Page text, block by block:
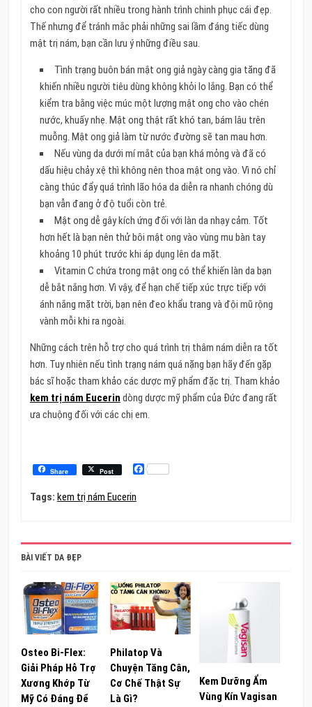
cho con người rất nhiều trong hành trình chinh phục cái đẹp.
Thế nhưng để tránh mắc phải những sai lầm đáng tiếc dùng
mật trị nám, bạn cần lưu ý những điều sau.
Tình trạng buôn bán mật ong giả ngày càng gia tăng đã
khiến nhiều người tiêu dùng không khỏi lo lắng. Bạn có thể
kiểm tra bằng việc múc một lượng mật ong cho vào chén
nước, khuấy nhẹ. Mật ong thật rất khó tan, bám lâu trên
muỗng. Mật ong giả làm từ nước đường sẽ tan mau hơn.
Nếu vùng da dưới mí mắt của bạn khá mỏng và đã có
dấu hiệu chảy xệ thì không nên thoa mật ong vào. Vì nó chỉ
càng thúc đẩy quá trình lão hóa da diễn ra nhanh chóng dù
bạn vẫn đang ở độ tuổi còn trẻ.
Mật ong dễ gây kích ứng đối với làn da nhạy cảm. Tốt
hơn hết là bạn nên thử bôi mật ong vào vùng mu bàn tay
khoảng 10 phút trước khi áp dụng lên da mặt.
Vitamin C chứa trong mật ong có thể khiến làn da bạn
dễ bắt nắng hơn. Vì vậy, để hạn chế tiếp xúc trực tiếp với
ánh nắng mặt trời, bạn nên đeo khẩu trang và đội mũ rộng
vành mỗi khi ra ngoài.
Những cách trên hỗ trợ cho quá trình trị thâm nám diễn ra tốt
hơn. Tuy nhiên nếu tình trạng nám quá nặng bạn hãy đến gặp
bác sĩ hoặc tham khảo các dược mỹ phẩm đặc trị. Tham khảo
kem trị nám Eucerin dòng dược mỹ phẩm của Đức đang rất
ưa chuộng đối với các chị em.
Share Post Facebook
Tags: kem trị nám Eucerin
BÀI VIẾT DA ĐẸP
Osteo Bi-Flex:
Giải Pháp Hỗ Trợ
Xương Khớp Từ
Mỹ Có Đáng Để
Philatop Và
Chuyện Tăng Cân,
Cơ Chế Thật Sự
Là Gì?
Kem Dưỡng Ẩm
Vùng Kín Vagisan